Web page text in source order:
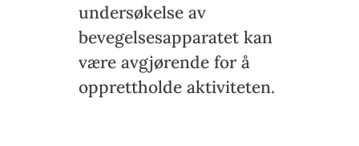
undersøkelse av
bevegelsesapparatet kan
være avgjørende for å
opprettholde aktiviteten.